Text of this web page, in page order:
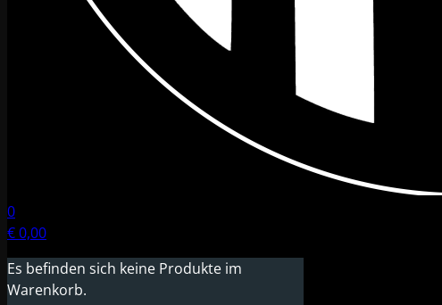
0
€0,00
Es befinden sich keine Produkte im
Warenkorb.